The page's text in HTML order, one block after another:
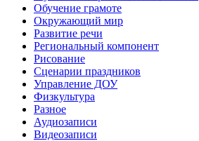
Обучение грамоте
Окружающий мир
Развитие речи
Региональный компонент
Рисование
Сценарии праздников
Управление ДОУ
Физкультура
Разное
Аудиозаписи
Видеозаписи